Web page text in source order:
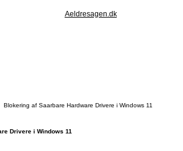
Aeldresagen.dk
Blokering af Saarbare Hardware Drivere i Windows 11
Drivere i Windows 11